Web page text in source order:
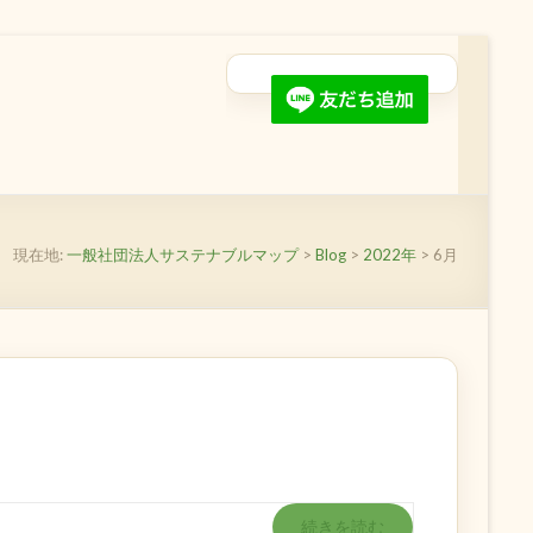
現在地:一般社団法人サステナブルマップ> Blog > 2022年 > 6月
続きを読む